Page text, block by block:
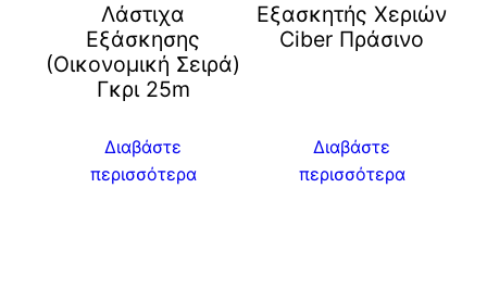
Λάστιχα
Εξάσκησης
(Οικονομική Σειρά)
Γκρι 25m
Διαβάστε
περισσότερα
Eξασκητής Χεριών
Ciber Πράσινο
Διαβάστε
περισσότερα